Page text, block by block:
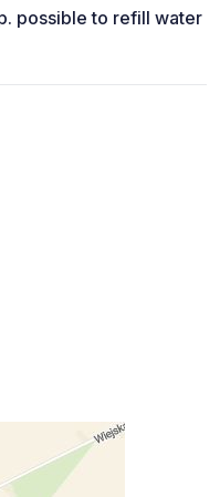
possible to refill water